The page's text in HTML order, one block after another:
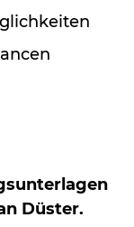
Düster.